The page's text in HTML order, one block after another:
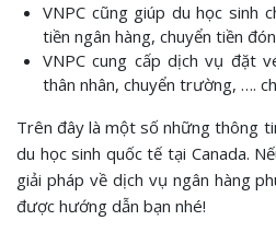
VNPC cũng giúp du học sinh
tiền ngân hàng, chuyển tiền
VNPC cung cấp dịch vụ đặt
thân nhân, chuyển trường, ….
Trên đây là một số những thông
du học sinh quốc tế tại Canada.
giải pháp về dịch vụ ngân hàng
được hướng dẫn bạn nhé!